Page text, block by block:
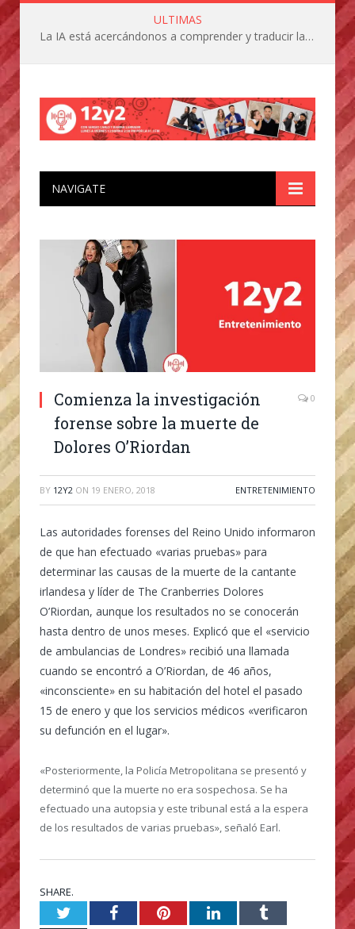
ULTIMAS
La IA está acercándonos a comprender y traducir las vocalizaciones y comportamientos de nuestras mascotas
NAVIGATE
Comienza la investigación
forense sobre la muerte de
Dolores O’Riordan
0
BY 12Y2 ON 19 ENERO, 2018 ENTRETENIMIENTO
Las autoridades forenses del Reino Unido informaron
de que han efectuado «varias pruebas» para
determinar las causas de la muerte de la cantante
irlandesa y líder de The Cranberries Dolores
O’Riordan, aunque los resultados no se conocerán
hasta dentro de unos meses. Explicó que el «servicio
de ambulancias de Londres» recibió una llamada
cuando se encontró a O’Riordan, de 46 años,
«inconsciente» en su habitación del hotel el pasado
15 de enero y que los servicios médicos «verificaron
su defunción en el lugar».
«Posteriormente, la Policía Metropolitana se presentó y
determinó que la muerte no era sospechosa. Se ha
efectuado una autopsia y este tribunal está a la espera
de los resultados de varias pruebas», señaló Earl.
SHARE.
TwitterFacebookPinterestLinkedInTumblr